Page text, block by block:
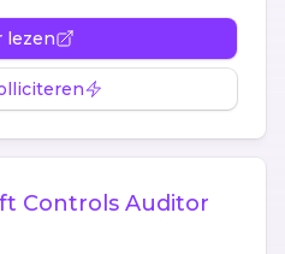
lezen
Controls Auditor